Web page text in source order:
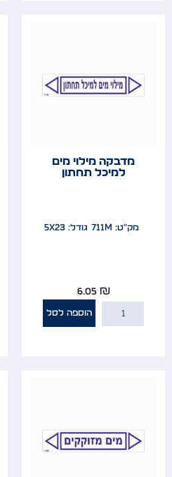
מדבקה מילוי מים
למיכל תחתון
מק"ט: 711m גודל: 5x23
6.05₪
הוספה לסל